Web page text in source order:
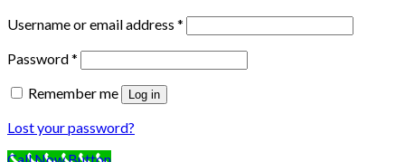
Username or email address *
Password*
Remember me
Log in
Lost your password?